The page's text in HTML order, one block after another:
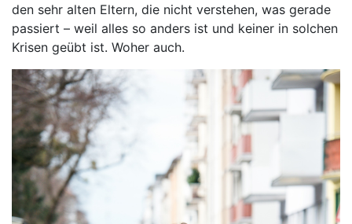
den sehr alten Eltern, die nicht verstehen, was gerade
passiert – weil alles so anders ist und keiner in solchen
Krisen geübt ist. Woher auch.